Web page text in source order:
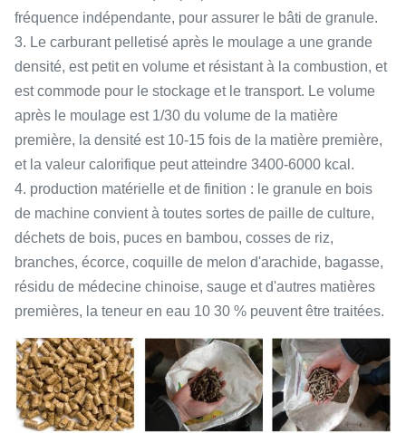
fréquence indépendante, pour assurer le bâti de granule.
3. Le carburant pelletisé après le moulage a une grande
densité, est petit en volume et résistant à la combustion, et
est commode pour le stockage et le transport. Le volume
après le moulage est 1/30 du volume de la matière
première, la densité est 10-15 fois de la matière première,
et la valeur calorifique peut atteindre 3400-6000 kcal.
4. production matérielle et de finition : le granule en bois
de machine convient à toutes sortes de paille de culture,
déchets de bois, puces en bambou, cosses de riz,
branches, écorce, coquille de melon d'arachide, bagasse,
résidu de médecine chinoise, sauge et d'autres matières
premières, la teneur en eau 10 30 % peuvent être traitées.